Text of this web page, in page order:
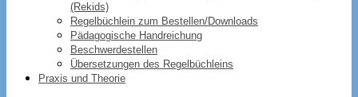
(Rekids)
Regelbüchlein zum Bestellen/Downloads
Pädagogische Handreichung
Beschwerdestellen
Übersetzungen des Regelbüchleins
Praxis und Theorie